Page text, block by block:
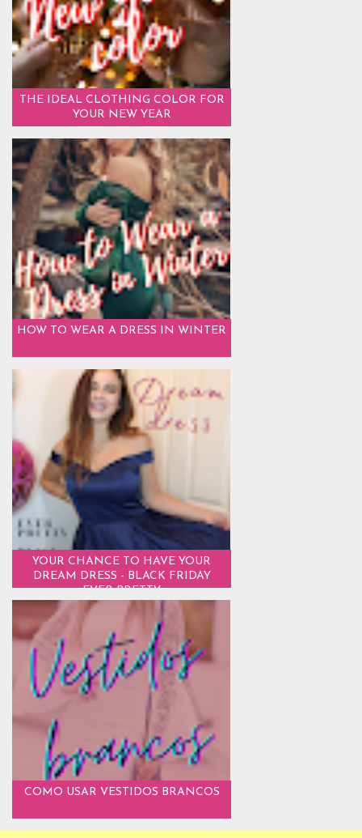
THE IDEAL CLOTHING COLOR FOR
YOUR NEW YEAR
HOW TO WEAR A DRESS IN WINTER
YOUR CHANCE TO HAVE YOUR
DREAM DRESS - BLACK FRIDAY
EVER PRETTY
COMO USAR VESTIDOS BRANCOS